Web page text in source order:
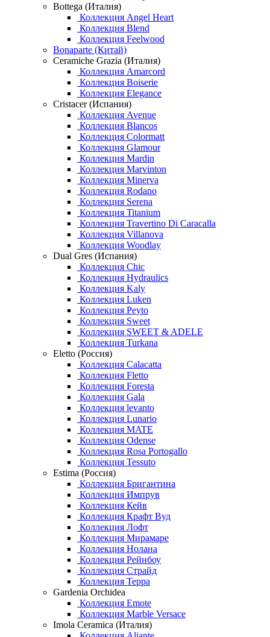
Bottega (Италия)
Коллекция Angel Heart
Коллекция Blend
Коллекция Feelwood
Bonaparte (Китай)
Ceramiche Grazia (Италия)
Коллекция Amarcord
Коллекция Boiserie
Коллекция Elegance
Cristacer (Испания)
Коллекция Avenue
Коллекция Blancos
Коллекция Colormatt
Коллекция Glamour
Коллекция Mardin
Коллекция Marvinton
Коллекция Minerva
Коллекция Rodano
Коллекция Serena
Коллекция Titanium
Коллекция Travertino Di Caracalla
Коллекция Villanova
Коллекция Woodlay
Dual Gres (Испания)
Коллекция Chic
Коллекция Hydraulics
Коллекция Kaly
Коллекция Luken
Коллекция Peyto
Коллекция Sweet
Коллекция SWEET & ADELE
Коллекция Turkana
Eletto (Россия)
Коллекция Calacatta
Коллекция Fletto
Коллекция Foresta
Коллекция Gala
Коллекция levanto
Коллекция Lunario
Коллекция MATE
Коллекция Odense
Коллекция Rosa Portogallo
Коллекция Tessuto
Estima (Россия)
Коллекция Бригантина
Коллекция Импрув
Коллекция Кейв
Коллекция Крафт Вуд
Коллекция Лофт
Коллекция Мирамаре
Коллекция Нолана
Коллекция Рейнбоу
Коллекция Страйд
Коллекция Терра
Gardenia Orchidea
Коллекция Emote
Коллекция Marble Versace
Imola Ceramica (Италия)